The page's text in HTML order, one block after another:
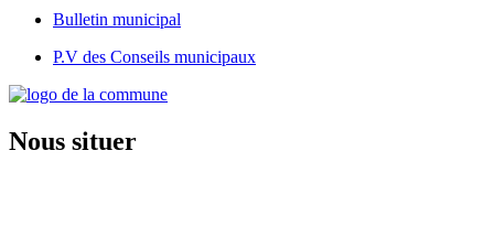
Bulletin municipal
P.V des Conseils municipaux
Nous situer